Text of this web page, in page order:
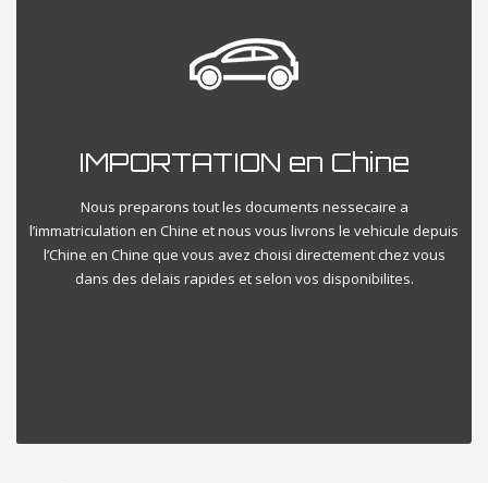
IMPORTATION en Chine
Nous preparons tout les documents nessecaire a
l’immatriculation en Chine et nous vous livrons le vehicule depuis
l’Chine en Chine que vous avez choisi directement chez vous
dans des delais rapides et selon vos disponibilites.